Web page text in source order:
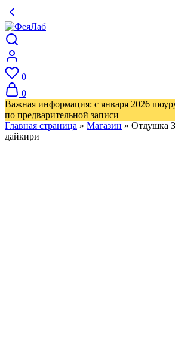
0
0
Важная информация: с января 2026
по предварительной записи
Главная страница » Магазин » Отдушка
дайкири